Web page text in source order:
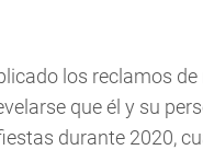
los reclamos de
que él y su
durante 2020,